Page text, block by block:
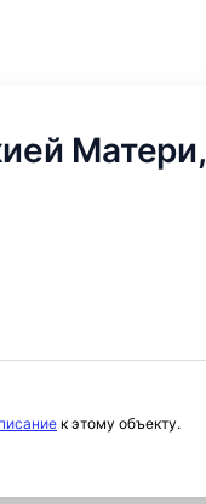
Матери,
к этому объекту.